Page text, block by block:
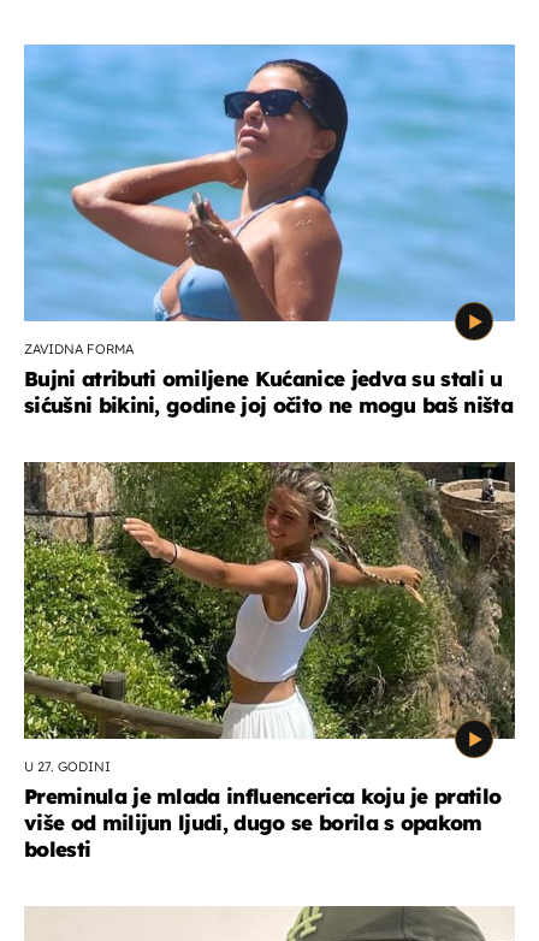
ZAVIDNA FORMA
Bujni atributi omiljene Kućanice jedva su stali u
sićušni bikini, godine joj očito ne mogu baš ništa
U 27. GODINI
Preminula je mlada influencerica koju je pratilo
više od milijun ljudi, dugo se borila s opakom
bolesti